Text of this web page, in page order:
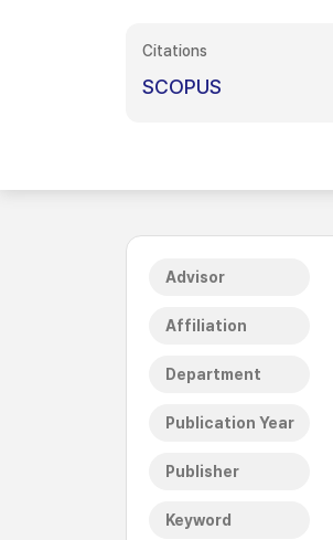
Citations
SCOPUS
Advisor
Affiliation
Department
Publication Year
Publisher
Keyword